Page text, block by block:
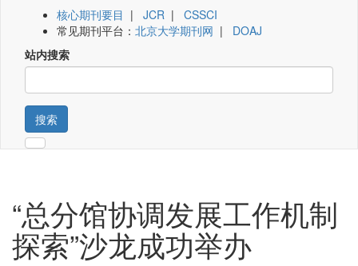
核心期刊要目 | JCR | CSSCI
常见期刊平台： 北京大学期刊网 | DOAJ
站内搜索
搜索
“总分馆协调发展工作机制
探索”沙龙成功举办